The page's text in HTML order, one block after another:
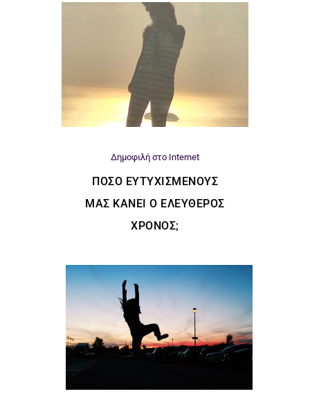
Δημοφιλή στο Internet
ΠΌΣΟ ΕΥΤΥΧΙΣΜΈΝΟΥΣ
ΜΑΣ ΚΆΝΕΙ Ο ΕΛΕΎΘΕΡΟΣ
ΧΡΌΝΟΣ;